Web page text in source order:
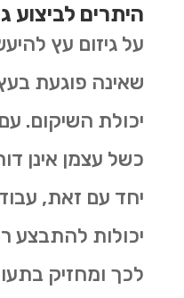
היתרים לביצוע
על גיזום עץ
שאינה פוגעת
יכולת השיקום.
כשל עצמן אינן
יחד עם זאת,
יכולות להתבצע
לכך ומחזיק